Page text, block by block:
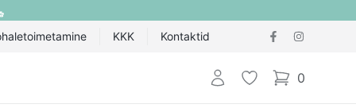
KKK Kontaktid
Logi sisseLemmik 0
items in cart,